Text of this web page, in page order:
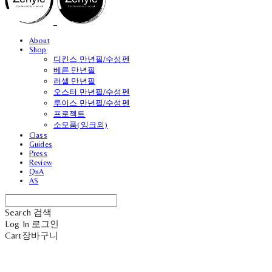
About
Shop
디킨스 만년필/수성펜
베른 만년필
러셀 만년필
오스터 만년필/수성펜
루이스 만년필/수성펜
프로젝트
소모품(잉크외)
Class
Guides
Press
Review
QnA
AS
Search 검색
Log In 로그인
Cart장바구니